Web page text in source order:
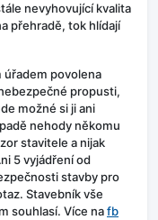
nevyhovující kvalita
přehradě, tok hlídají
úřadem povolena
propusti,
možné si ji ani
nehody někomu
stavitele a nijak
5 vyjádření od
stavby pro
Stavebník vše
souhlasí. Více nafb